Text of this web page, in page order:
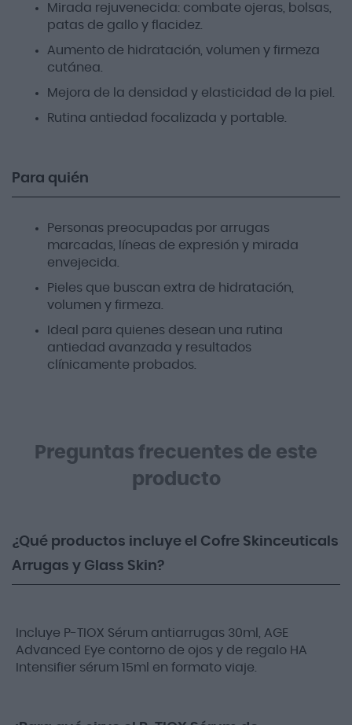
Mirada rejuvenecida: combate ojeras, bolsas,
patas de gallo y flacidez.
Aumento de hidratación, volumen y firmeza
cutánea.
Mejora de la densidad y elasticidad de la piel.
Rutina antiedad focalizada y portable.
Para quién
Personas preocupadas por arrugas
marcadas, líneas de expresión y mirada
envejecida.
Pieles que buscan extra de hidratación,
volumen y firmeza.
Ideal para quienes desean una rutina
antiedad avanzada y resultados
clínicamente probados.
Preguntas frecuentes de este
producto
¿Qué productos incluye el Cofre Skinceuticals
Arrugas y Glass Skin?
Incluye P-TIOX Sérum antiarrugas 30ml, AGE
Advanced Eye contorno de ojos y de regalo HA
Intensifier sérum 15ml en formato viaje.